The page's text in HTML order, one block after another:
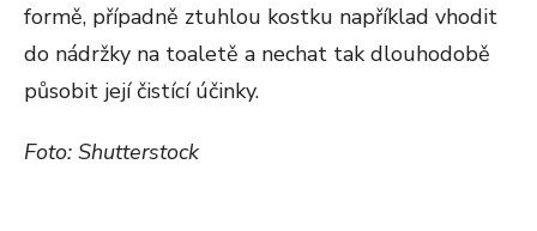
formě, případně ztuhlou kostku například vhodit
do nádržky na toaletě a nechat tak dlouhodobě
působit její čistící účinky.
Foto: Shutterstock